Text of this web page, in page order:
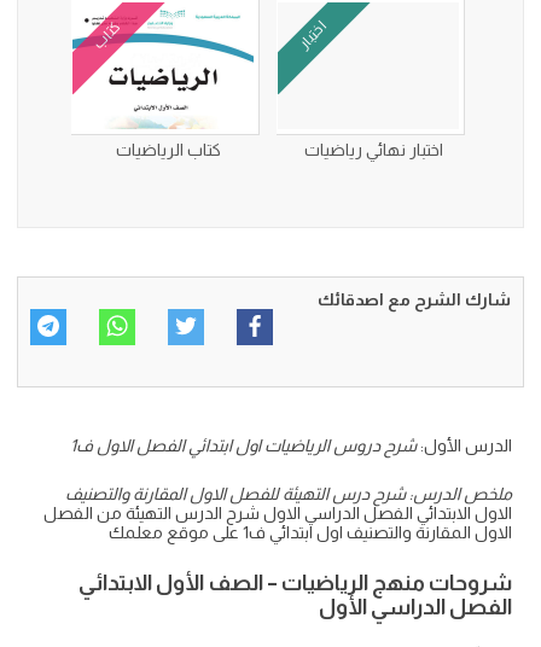
اختبار
اختبار نهائي رياضيات
كتاب
كتاب الرياضيات
شارك الشرح مع اصدقائك
الدرس الأول:شرح دروس الرياضيات اول ابتدائي الفصل الاول ف1
ملخص الدرس: شرح درس التهيئة للفصل الاول المقارنة والتصنيف
الاول الابتدائي الفصل الدراسي الاول شرح الدرس التهيئة من الفصل
الاول المقارنة والتصنيف اول ابتدائي ف1 على موقع معلمك
شروحات منهج الرياضيات – الصف الأول الابتدائي
الفصل الدراسي الأول